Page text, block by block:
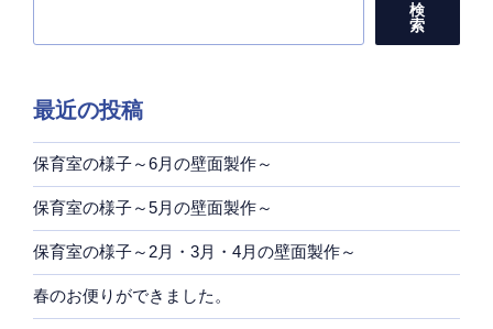
検
索
最近の投稿
保育室の様子～6月の壁面製作～
保育室の様子～5月の壁面製作～
保育室の様子～2月・3月・4月の壁面製作～
春のお便りができました。